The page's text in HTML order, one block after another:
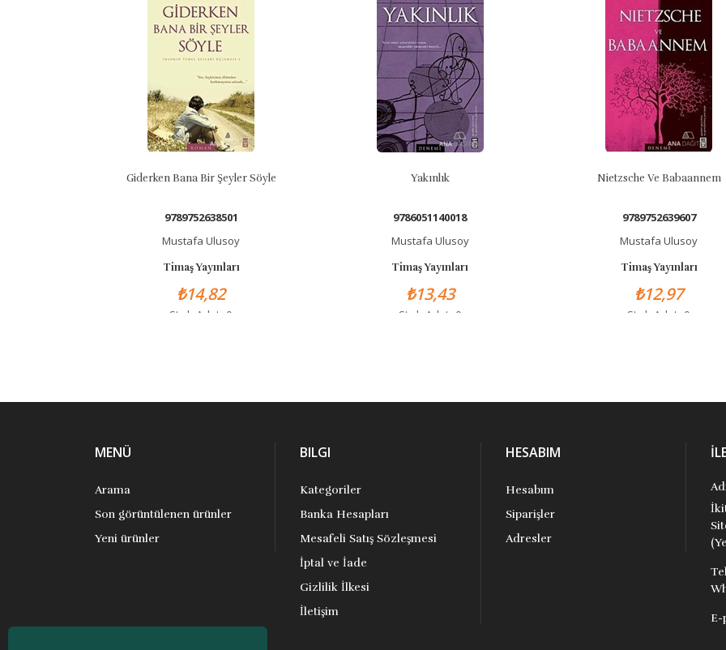
Giderken Bana Bir Şeyler Söyle
9789752638501
Mustafa Ulusoy
Timaş Yayınları
₺14,82
Stok Adet: 0
Yakınlık
9786051140018
Mustafa Ulusoy
Timaş Yayınları
₺13,43
Stok Adet: 0
Nietzsche Ve Babaannem
9789752639607
Mustafa Ulusoy
Timaş Yayınları
₺12,97
Stok Adet: 0
MENÜ
Arama
Son görüntülenen ürünler
Yeni ürünler
BILGI
Kategoriler
Banka Hesapları
Mesafeli Satış Sözleşmesi
İptal ve İade
Gizlilik İlkesi
İletişim
HESABIM
Hesabım
Siparişler
Adresler
E-